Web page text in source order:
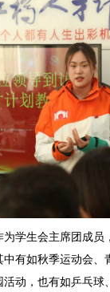
为学生会主席团成员
中有如秋季运动会、
动，也有如乒乓球